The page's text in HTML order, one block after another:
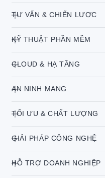
TƯ VẤN & CHIẾN LƯỢC
KỸ THUẬT PHẦN MỀM
CLOUD & HẠ TẦNG
AN NINH MẠNG
TỐI ƯU & CHẤT LƯỢNG
GIẢI PHÁP CÔNG NGHỆ
HỖ TRỢ DOANH NGHIỆP